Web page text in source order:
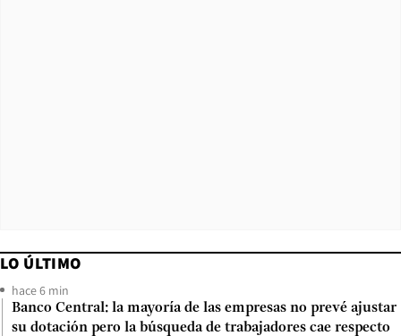
LO ÚLTIMO
hace 6 min
Banco Central: la mayoría de las empresas no prevé ajustar
su dotación pero la búsqueda de trabajadores cae respecto